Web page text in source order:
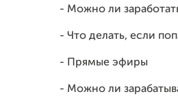
- Можно ли
- Что делать, если
- Прямые эфиры
- Можно ли